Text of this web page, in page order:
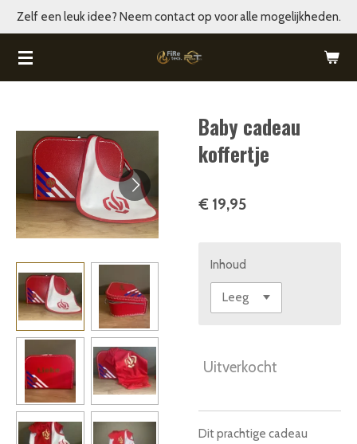
Ga
naar
de
Zelf een leuk idee? Neem contact op voor alle mogelijkheden.
Baby cadeau
koffertje
€ 19,95
Inhoud
Uitverkocht
Dit prachtige cadeau